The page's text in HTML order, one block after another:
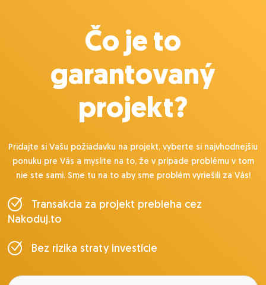
Čo je to
garantovaný
projekt?
Pridajte si Vašu požiadavku na projekt, vyberte si najvhodnejšiu
ponuku pre Vás a myslite na to, že v prípade problému v tom
nie ste sami. Sme tu na to aby sme problém vyriešili za Vás!
Transakcia za projekt prebieha cez
Nakoduj.to
Bez rizika straty investície